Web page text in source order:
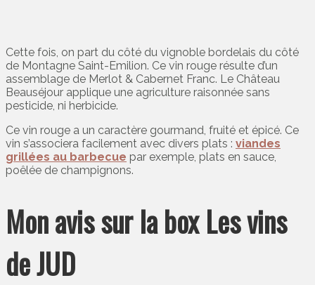
Cette fois, on part du côté du vignoble bordelais du côté
de Montagne Saint-Emilion. Ce vin rouge résulte d’un
assemblage de Merlot & Cabernet Franc. Le Château
Beauséjour applique une agriculture raisonnée sans
pesticide, ni herbicide.
Ce vin rouge a un caractère gourmand, fruité et épicé. Ce
vin s’associera facilement avec divers plats : viandes
grillées au barbecue par exemple, plats en sauce,
poêlée de champignons.
Mon avis sur la box Les vins
de JUD